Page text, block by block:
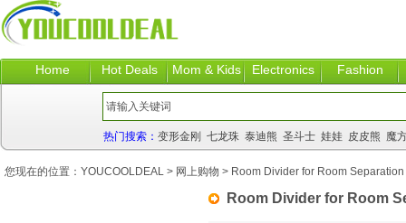
Home Hot Deals Mom & Kids Electronics Fashion
热门搜索： 变形金刚 七龙珠 泰迪熊 圣斗士 娃娃 皮皮熊 魔
Room Divider for Room
您现在的位置： YOUCOOLDEAL > 网上购物 > Room Divider for Room Separation